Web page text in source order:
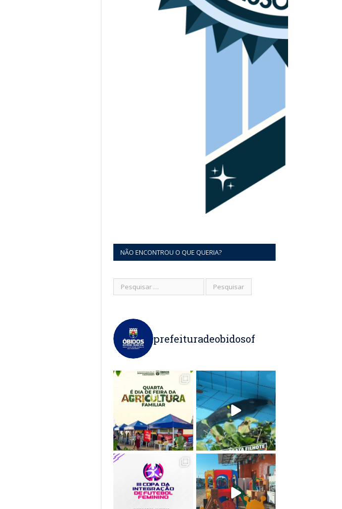
NÃO ENCONTROU O QUE QUERIA?
prefeituradeobidosof